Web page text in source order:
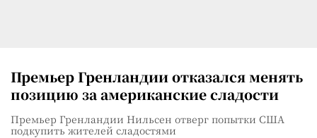
Премьер Гренландии отказался менять
позицию за американские сладости
Премьер Гренландии Нильсен отверг попытки США
подкупить жителей сладостями